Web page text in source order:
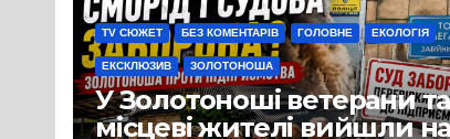
TV СЮЖЕТ БЕЗ КОМЕНТАРІВ ГОЛОВНЕ ЕКОЛОГІЯ
ЕКСКЛЮЗИВ ЗОЛОТОНОША
У Золотоноші ветерани та
місцеві жителі вийшли